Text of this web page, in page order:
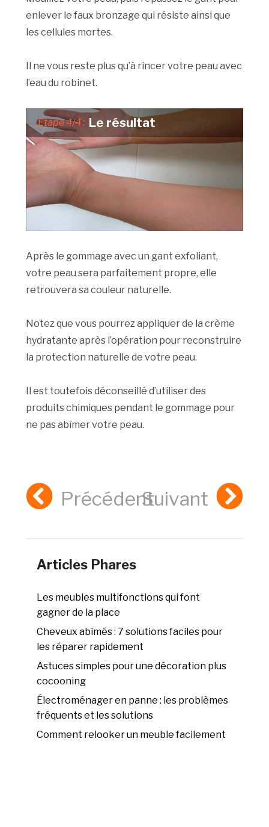
enlever le faux bronzage qui résiste ainsi que
les cellules mortes.
Il ne vous reste plus qu’à rincer votre peau avec
l’eau du robinet.
Etape 4/4 : Le résultat
Après le gommage avec un gant exfoliant,
votre peau sera parfaitement propre, elle
retrouvera sa couleur naturelle.
Notez que vous pourrez appliquer de la crème
hydratante après l’opération pour reconstruire
la protection naturelle de votre peau.
Il est toutefois déconseillé d’utiliser des
produits chimiques pendant le gommage pour
ne pas abîmer votre peau.
PrécédentSuivant
Articles Phares
Les meubles multifonctions qui font
gagner de la place
Cheveux abîmés : 7 solutions faciles pour
les réparer rapidement
Astuces simples pour une décoration plus
cocooning
Électroménager en panne : les problèmes
fréquents et les solutions
Comment relooker un meuble facilement